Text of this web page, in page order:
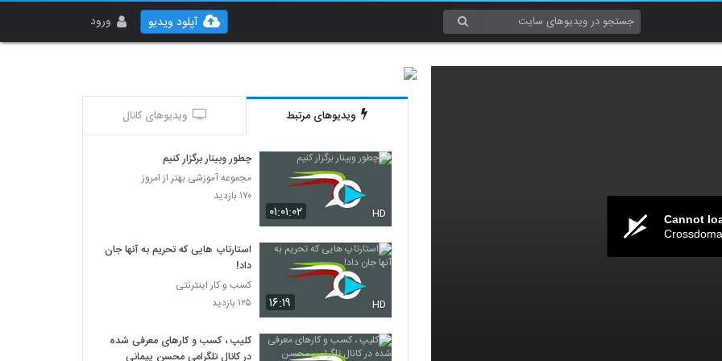
ورود آپلود ویدیو
Cannot
ویدیوهای مرتبط ویدیوهای کانال
۰۱:۰۱:۰۲ HD
چطور وبینار برگزار کنیم
مجموعه آموزشی بهتر از امروز
۱۷۰ بازدید
۱۶:۱۹ HD
استارتاپ هایی که تحریم به آنها جان
داد!
کسب و کار اینترنتی
۱۲۵ بازدید
کلیپ ، کسب و کارهای معرفی شده
در کانال تلگرامی محسن پیمانی